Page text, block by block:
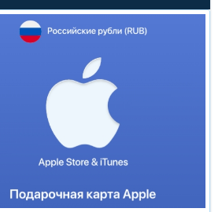
«НОВИКОМБАНК»
«СМП БАНК»
«ВНЕШПРОМБАНК»